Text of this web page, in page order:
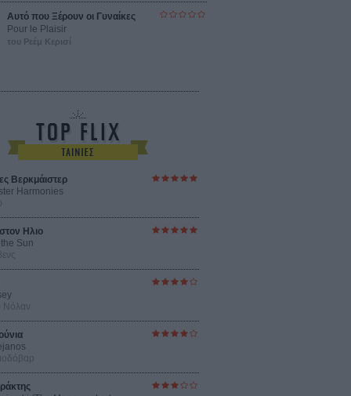
Αυτό που Ξέρουν οι Γυναίκες
Pour le Plaisir
του Ρεέμ Κερισί
Βερκμάιστερ
Harmonies
Ηλιο
Sun